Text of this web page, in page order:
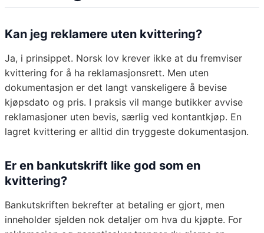
Kan jeg reklamere uten kvittering?
Ja, i prinsippet. Norsk lov krever ikke at du fremviser
kvittering for å ha reklamasjonsrett. Men uten
dokumentasjon er det langt vanskeligere å bevise
kjøpsdato og pris. I praksis vil mange butikker avvise
reklamasjoner uten bevis, særlig ved kontantkjøp. En
lagret kvittering er alltid din tryggeste dokumentasjon.
Er en bankutskrift like god som en
kvittering?
Bankutskriften bekrefter at betaling er gjort, men
inneholder sjelden nok detaljer om hva du kjøpte. For